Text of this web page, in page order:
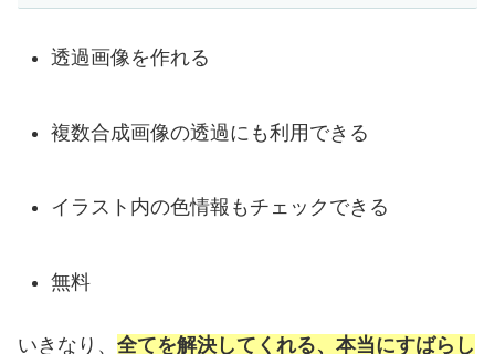
透過画像を作れる
複数合成画像の透過にも利用できる
イラスト内の色情報もチェックできる
無料
いきなり、 全てを解決してくれる、本当にすばらし